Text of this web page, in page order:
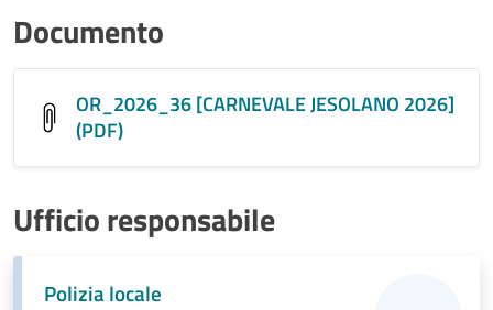
Documento
OR_2026_36 [CARNEVALE JESOLANO 2026]
(PDF)
Ufficio responsabile
Polizia locale